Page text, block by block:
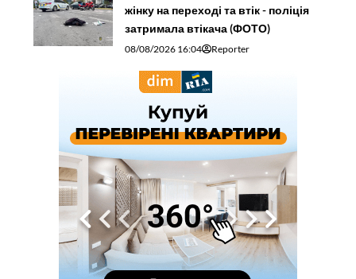
жінку на переході та втік - поліція
затримала втікача (ФОТО)
08/08/2026 16:04 Reporter